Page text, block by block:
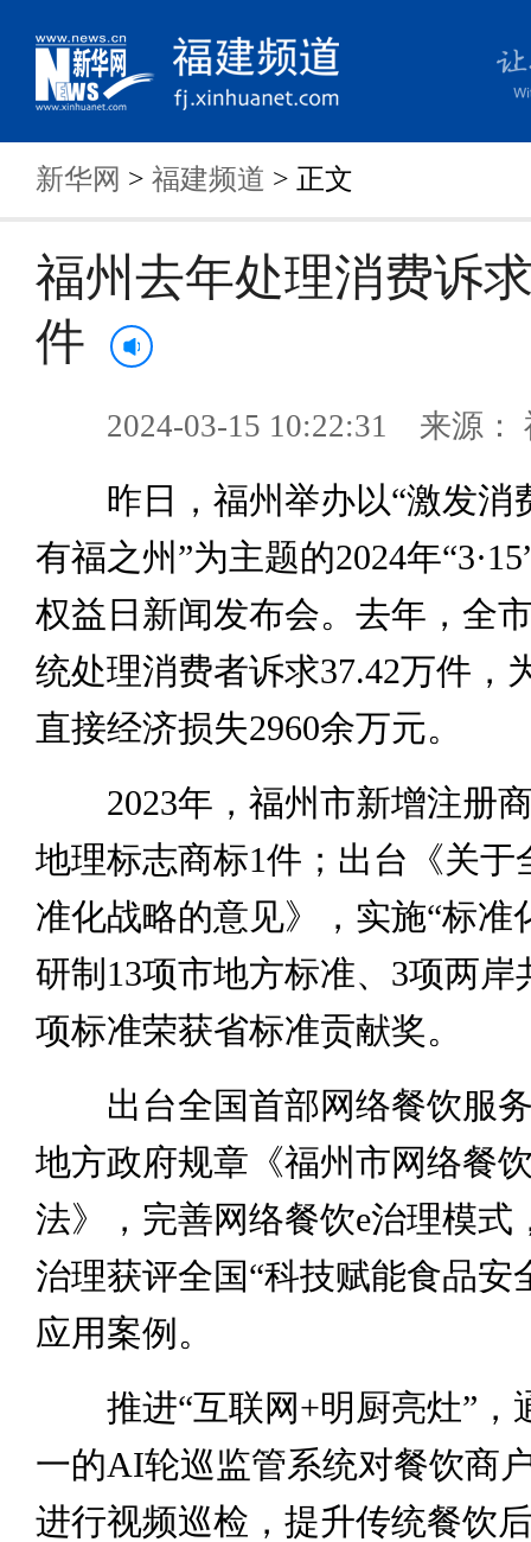
新华网 > 福建频道 > 正文
福州去年处理消费诉
件
2024-03-15 10:22:31 来源：
昨日，福州举办以“激发消
有福之州”为主题的2024年
权益日新闻发布会。去年，全
统处理消费者诉求37.42万件，
直接经济损失2960余万元。
2023年，福州市新增注册商
地理标志商标1件；出台《关于
准化战略的意见》，实施“标准
研制13项市地方标准、3项两岸
项标准荣获省标准贡献奖。
出台全国首部网络餐饮服务
地方政府规章《福州市网络餐
法》，完善网络餐饮e治理模式
治理获评全国“科技赋能食品安
应用案例。
推进“互联网+明厨亮灶”，
一的AI轮巡监管系统对餐饮商
进行视频巡检，提升传统餐饮